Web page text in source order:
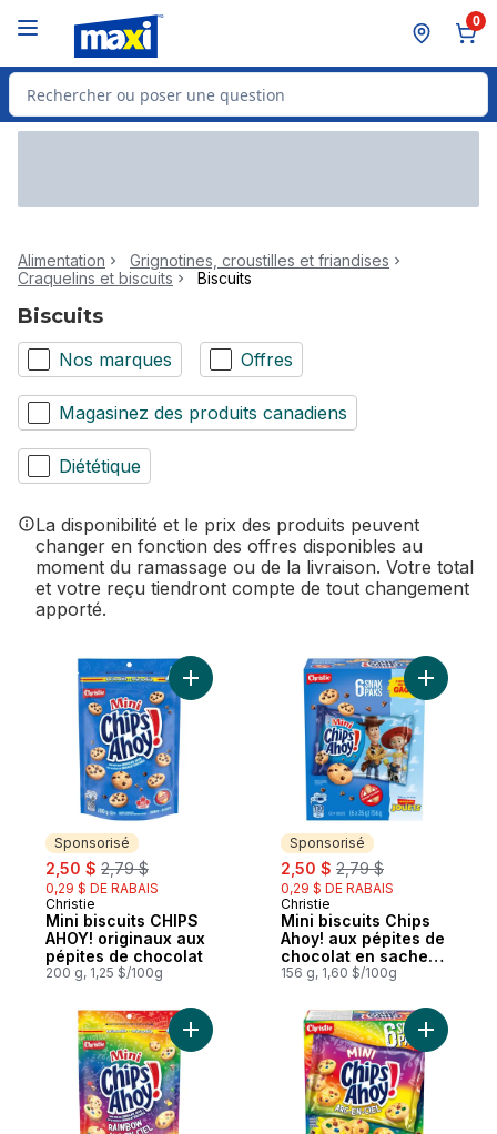
0
Rechercher des produits
Alimentation
Grignotines, croustilles et friandises
Craquelins et biscuits
Biscuits
Biscuits
Nos marques Offres
Magasinez des produits canadiens
Diététique
La disponibilité et le prix des produits peuvent
changer en fonction des offres disponibles au
moment du ramassage ou de la livraison. Votre total
et votre reçu tiendront compte de tout changement
apporté.
Sponsorisé
sale:
2,50 $ , formerly:
2,79 $
0,29 $ DE RABAIS
Sponsorisé
Christie
Mini biscuits CHIPS
AHOY! originaux aux
pépites de chocolat
200 g, 1,25 $/100g
Ajouter Mini biscuits CHIPS AHOY!
Sponsorisé
sale:
2,50 $ , formerly:
2,79 $
0,29 $ DE RABAIS
Sponsorisé
Christie
Mini biscuits Chips
Ahoy! aux pépites de
chocolat en sachets
Snak Paks
156 g, 1,60 $/100g
Ajouter
Ajouter mini biscuits Chips Ahoy! arc-
Ajouter